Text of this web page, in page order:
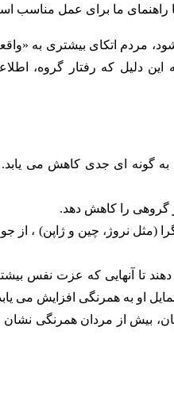
راهنمای ما برای عمل مناسب
مردم اتکای بیشتری به
این دلیل که رفتار گروه،
به گونه ای جدی کاهش می
گروهی را کاهش دهد.
(مثل نروژ، چین و ژاپن) ، از
تا آنهایی که عزت نفس
او به همرنگی افزایش می
بیش از مردان همرنگی